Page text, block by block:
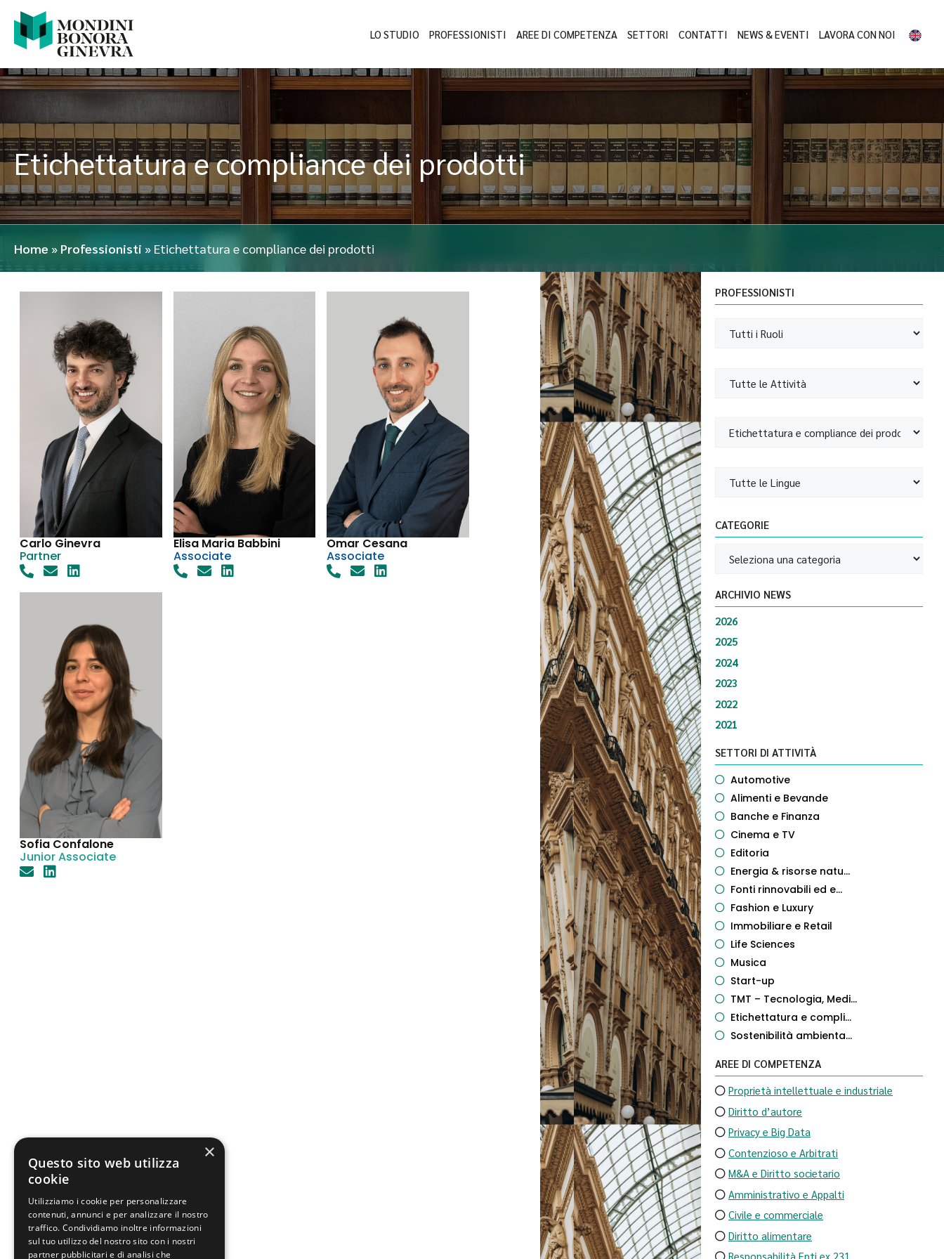
LO STUDIO PROFESSIONISTI AREE DI COMPETENZA SETTORI CONTATTI NEWS & EVENTI LAVORA CON NOI
Etichettatura e compliance dei prodotti
Home » Professionisti » Etichettatura e compliance dei prodotti
Carlo Ginevra
Partner
Elisa Maria Babbini
Associate
Omar Cesana
Associate
Sofia Confalone
Junior Associate
PROFESSIONISTI
CATEGORIE
ARCHIVIO NEWS
2026
2025
2024
2023
2022
2021
SETTORI DI ATTIVITÀ
Automotive
Alimenti e Bevande
Banche e Finanza
Cinema e TV
Editoria
Energia & risorse natu...
Fonti rinnovabili ed e...
Fashion e Luxury
Immobiliare e Retail
Life Sciences
Musica
Start-up
TMT – Tecnologia, Medi...
Etichettatura e compli...
Sostenibilità ambienta...
AREE DI COMPETENZA
Proprietà intellettuale e industriale
Diritto d’autore
Privacy e Big Data
Contenzioso e Arbitrati
M&A e Diritto societario
Amministrativo e Appalti
Civile e commerciale
Diritto alimentare
Responsabilità Enti ex 231
×
Questo sito web utilizza
cookie
Utilizziamo i cookie per personalizzare
contenuti, annunci e per analizzare il nostro
traffico. Condividiamo inoltre informazioni
sul tuo utilizzo del nostro sito con i nostri
partner pubblicitari e di analisi che